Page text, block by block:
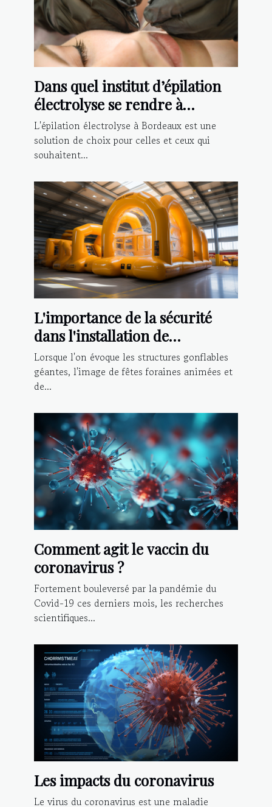
Dans quel institut d’épilation
électrolyse se rendre à
Bordeaux ?
L'épilation électrolyse à Bordeaux est une
solution de choix pour celles et ceux qui
souhaitent...
L'importance de la sécurité
dans l'installation de
structures gonflables géantes
Lorsque l'on évoque les structures gonflables
géantes, l'image de fêtes foraines animées et
de...
Comment agit le vaccin du
coronavirus ?
Fortement bouleversé par la pandémie du
Covid-19 ces derniers mois, les recherches
scientifiques...
Les impacts du coronavirus
Le virus du coronavirus est une maladie